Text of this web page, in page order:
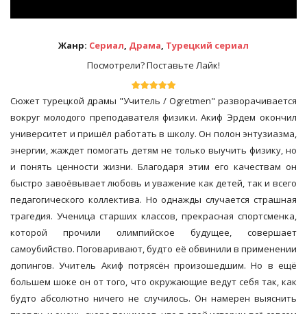
Жанр: Сериал, Драма, Турецкий сериал
Посмотрели? Поставьте Лайк!
Сюжет турецкой драмы "Учитель / Ogretmen" разворачивается
вокруг молодого преподавателя физики. Акиф Эрдем окончил
университет и пришёл работать в школу. Он полон энтузиазма,
энергии, жаждет помогать детям не только выучить физику, но
и понять ценности жизни. Благодаря этим его качествам он
быстро завоёвывает любовь и уважение как детей, так и всего
педагогического коллектива. Но однажды случается страшная
трагедия. Ученица старших классов, прекрасная спортсменка,
которой прочили олимпийское будущее, совершает
самоубийство. Поговаривают, будто её обвинили в применении
допингов. Учитель Акиф потрясён произошедшим. Но в ещё
большем шоке он от того, что окружающие ведут себя так, как
будто абсолютно ничего не случилось. Он намерен выяснить